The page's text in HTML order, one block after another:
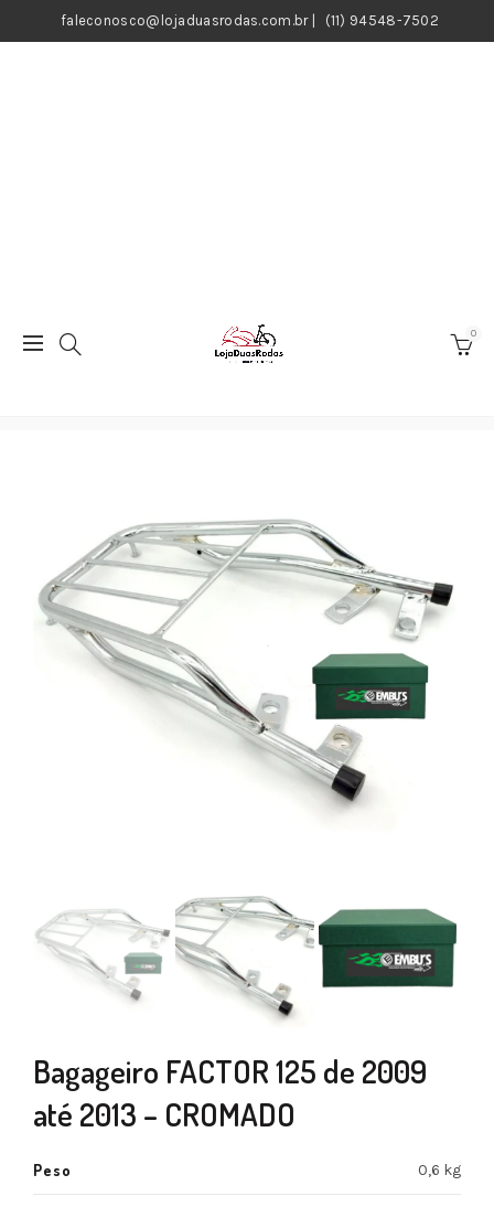
faleconosco@lojaduasrodas.com.br| (11) 94548-7502
0
Bagageiro FACTOR 125 de 2009
até 2013 – CROMADO
Peso 0,6 kg